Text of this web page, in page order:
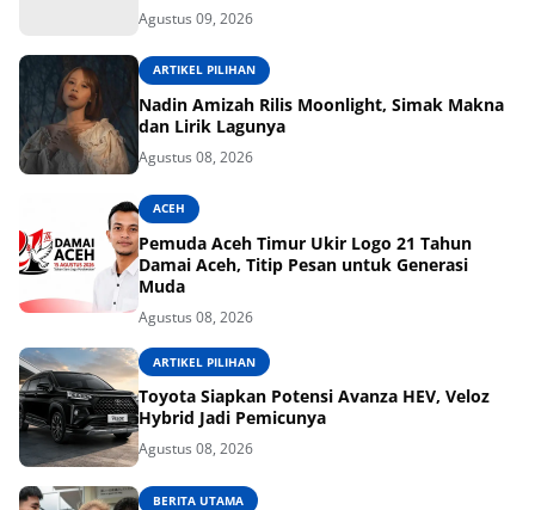
Agustus 09, 2026
ARTIKEL PILIHAN
Nadin Amizah Rilis Moonlight, Simak Makna
dan Lirik Lagunya
Agustus 08, 2026
ACEH
Pemuda Aceh Timur Ukir Logo 21 Tahun
Damai Aceh, Titip Pesan untuk Generasi
Muda
Agustus 08, 2026
ARTIKEL PILIHAN
Toyota Siapkan Potensi Avanza HEV, Veloz
Hybrid Jadi Pemicunya
Agustus 08, 2026
BERITA UTAMA